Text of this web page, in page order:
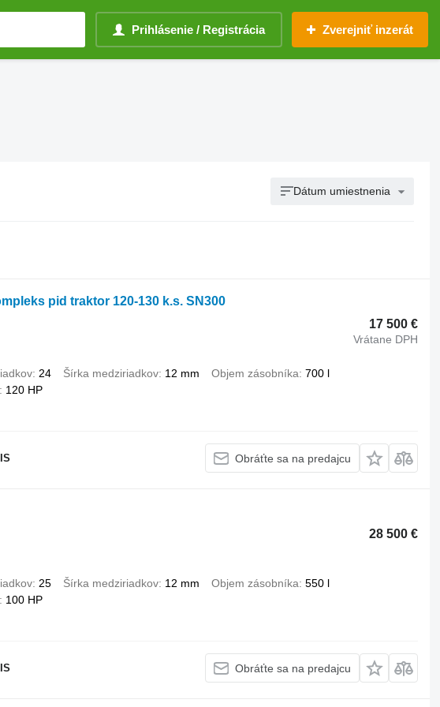
Prihlásenie / Registrácia Zverejniť inzerát
Dátum umiestnenia
pid traktor 120-130 k.s. SN300
17 500 €
Vrátane DPH
24 Šírka medziriadkov 12 mm Objem zásobníka 700 l
120 HP
Obráťte sa na predajcu
28 500 €
25 Šírka medziriadkov 12 mm Objem zásobníka 550 l
100 HP
Obráťte sa na predajcu